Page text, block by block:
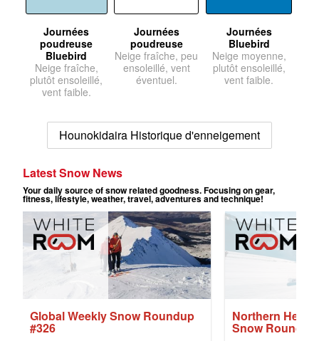
Journées
poudreuse
Bluebird
Neige fraîche,
plutôt ensoleillé,
vent faible.
Journées
poudreuse
Neige fraîche, peu
ensoleillé, vent
éventuel.
Journées
Bluebird
Neige moyenne,
plutôt ensoleillé,
vent faible.
Hounokidaira Historique d'enneigement